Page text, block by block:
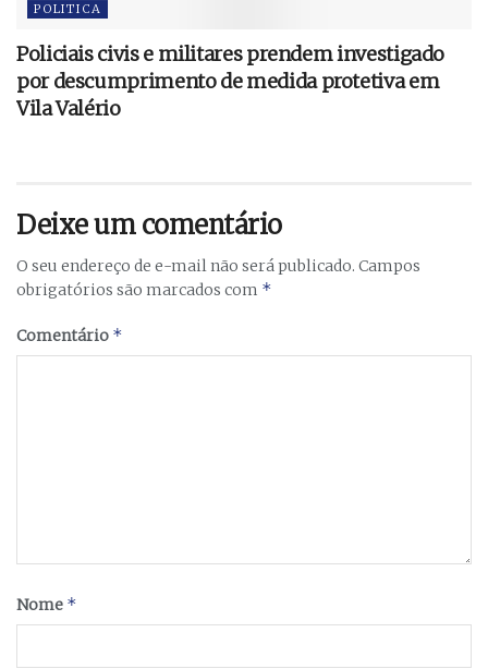
POLITICA
Policiais civis e militares prendem investigado
por descumprimento de medida protetiva em
Vila Valério
Deixe um comentário
O seu endereço de e-mail não será publicado. Campos
obrigatórios são marcados com *
Comentário *
Nome *